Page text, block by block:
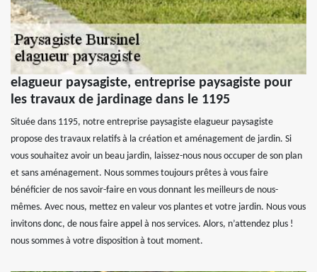
elagueur paysagiste, entreprise paysagiste pour
les travaux de jardinage dans le 1195
Située dans 1195, notre entreprise paysagiste elagueur paysagiste
propose des travaux relatifs à la création et aménagement de jardin. Si
vous souhaitez avoir un beau jardin, laissez-nous nous occuper de son plan
et sans aménagement. Nous sommes toujours prêtes à vous faire
bénéficier de nos savoir-faire en vous donnant les meilleurs de nous-
mêmes. Avec nous, mettez en valeur vos plantes et votre jardin. Nous vous
invitons donc, de nous faire appel à nos services. Alors, n’attendez plus !
nous sommes à votre disposition à tout moment.